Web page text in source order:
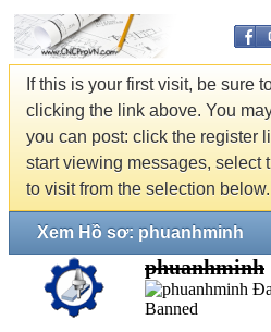
If this is your first visit, be sure
clicking the link above. You
you can post: click the register
start viewing messages, select
to visit from the selection below.
Xem Hồ sơ: phuanhminh
phuanhminh
Banned